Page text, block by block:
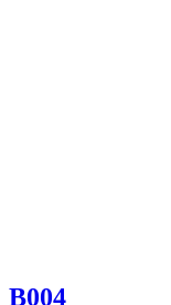
B004